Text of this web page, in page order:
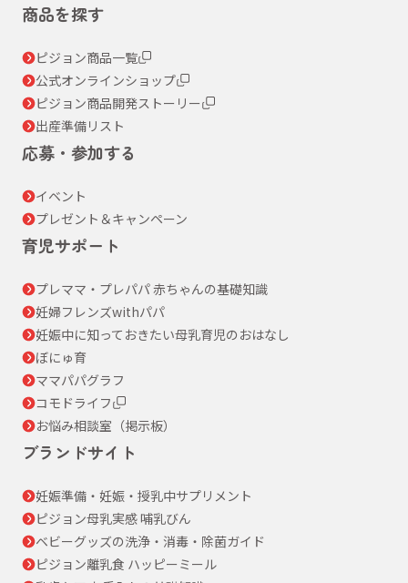
商品を探す
ピジョン商品一覧
公式オンラインショップ
ピジョン商品開発ストーリー
出産準備リスト
応募・参加する
イベント
プレゼント＆キャンペーン
育児サポート
プレママ・プレパパ 赤ちゃんの基礎知識
妊婦フレンズwithパパ
妊娠中に知っておきたい母乳育児のおはなし
ぼにゅ育
ママパパグラフ
コモドライフ
お悩み相談室（掲示板）
ブランドサイト
妊娠準備・妊娠・授乳中サプリメント
ピジョン母乳実感 哺乳びん
ベビーグッズの洗浄・消毒・除菌ガイド
ピジョン離乳食 ハッピーミール